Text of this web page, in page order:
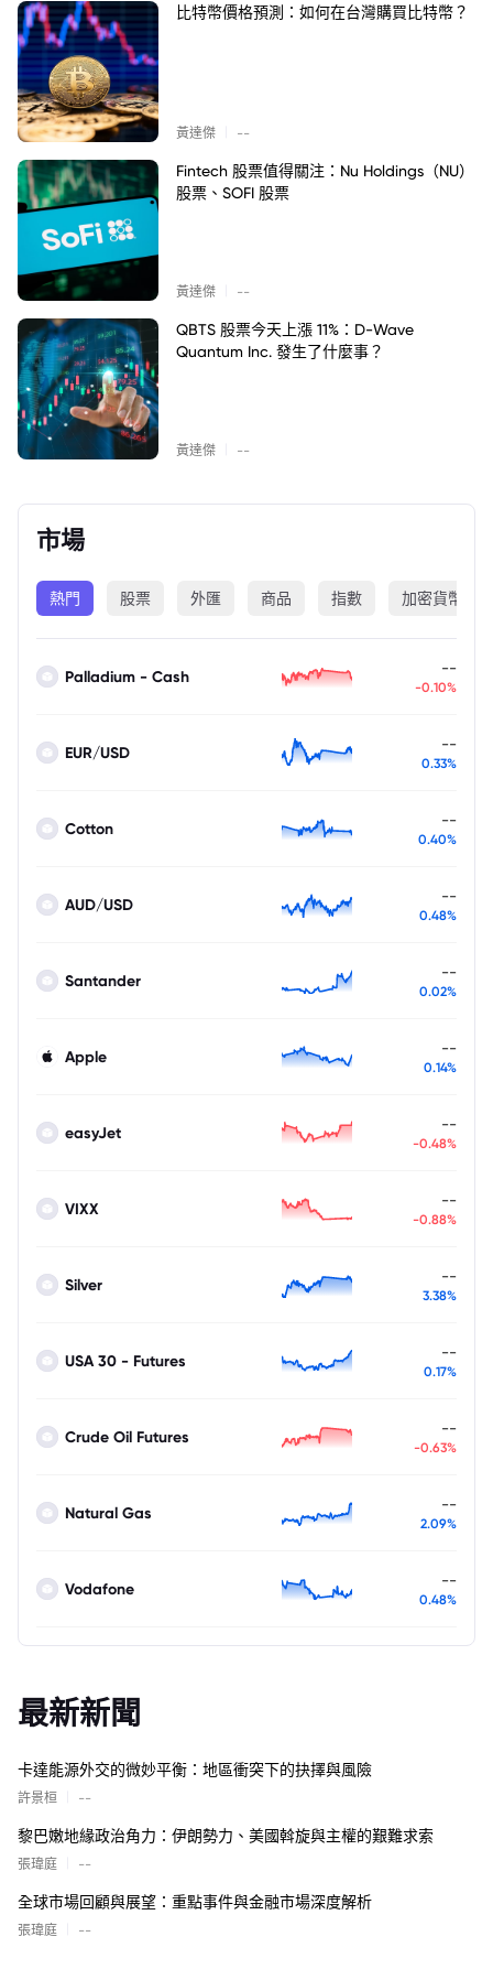
比特幣價格預測：如何在台灣購買比特幣？
黃達傑 --
Fintech 股票值得關注：Nu Holdings（NU）
股票、SOFI 股票
黃達傑 --
QBTS 股票今天上漲 11%：D-Wave
Quantum Inc. 發生了什麼事？
黃達傑 --
市場
熱門 股票 外匯 商品 指數 加密貨幣
Palladium - Cash --
-0.10%
EUR/USD --
0.33%
Cotton --
0.40%
AUD/USD --
0.48%
Santander --
0.02%
Apple --
0.14%
easyJet --
-0.48%
VIXX --
-0.88%
Silver --
3.38%
USA 30 - Futures --
0.17%
Crude Oil Futures --
-0.63%
Natural Gas --
2.09%
Vodafone --
0.48%
最新新聞
卡達能源外交的微妙平衡：地區衝突下的抉擇與風險
許景桓 --
黎巴嫩地緣政治角力：伊朗勢力、美國斡旋與主權的艱難求索
張瑋庭 --
全球市場回顧與展望：重點事件與金融市場深度解析
張瑋庭 --